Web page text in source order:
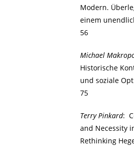
Modern.
einem
56
Michael
Historische
und soziale
75
Terry Pinkard:
and Necessity
Rethinking